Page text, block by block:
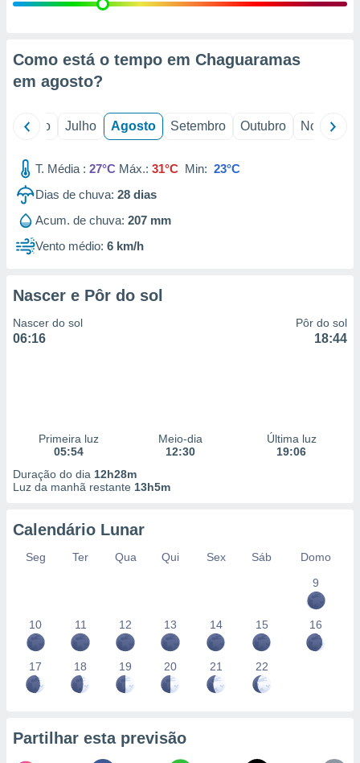
estudos
1199
Como está o tempo em Chaguaramas
em agosto?
Junho Julho Agosto Setembro Outubro Novembro
T. Média : 27°C Máx.: 31°C Min: 23°C
Dias de chuva: 28 dias
Acum. de chuva: 207 mm
Vento médio: 6 km/h
Nascer e Pôr do sol
Nascer do sol
06:16
Pôr do sol
18:44
Primeira luz
05:54
Meio-dia
12:30
Última luz
19:06
Duração do dia 12h28m
Luz da manhã restante 13h5m
Calendário Lunar
Seg Ter Qua Qui Sex Sáb
Domo
9
10 11 12 13 14 15 16
17 18 19 20 21 22
Partilhar esta previsão